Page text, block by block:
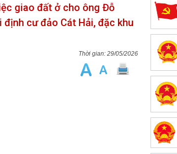
giao đất ở cho ông Đỗ
cư đảo Cát Hải, đặc khu
29/05/2026
Đặc
nâng
doanh
đẳng
Hải
Tổ đại
tiếp
2026
Đặc
về an